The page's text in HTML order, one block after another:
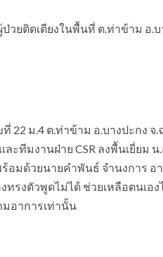
วยติดเตียงในพื้นที่ ต.ท่าข้าม อ.บ
ที่ 22 ม.4 ต.ท่าข้าม อ.บางปะก
ทีมงานฝ่าย CSR ลงพื้นเยี่ยม
อมด้วยนายคำพันธ์ จำนงการ
ทรงตัวพูดไม่ได้ ช่วยเหลือตนเ
อาการเท่านั้น